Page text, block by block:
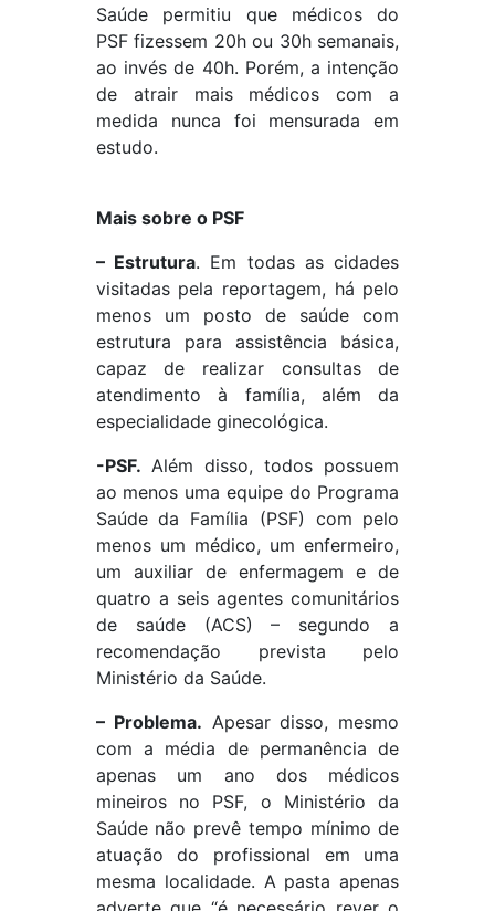
Saúde permitiu que médicos do
PSF fizessem 20h ou 30h semanais,
ao invés de 40h. Porém, a intenção
de atrair mais médicos com a
medida nunca foi mensurada em
estudo.
Mais sobre o PSF
– Estrutura. Em todas as cidades
visitadas pela reportagem, há pelo
menos um posto de saúde com
estrutura para assistência básica,
capaz de realizar consultas de
atendimento à família, além da
especialidade ginecológica.
-PSF. Além disso, todos possuem
ao menos uma equipe do Programa
Saúde da Família (PSF) com pelo
menos um médico, um enfermeiro,
um auxiliar de enfermagem e de
quatro a seis agentes comunitários
de saúde (ACS) – segundo a
recomendação prevista pelo
Ministério da Saúde.
– Problema. Apesar disso, mesmo
com a média de permanência de
apenas um ano dos médicos
mineiros no PSF, o Ministério da
Saúde não prevê tempo mínimo de
atuação do profissional em uma
mesma localidade. A pasta apenas